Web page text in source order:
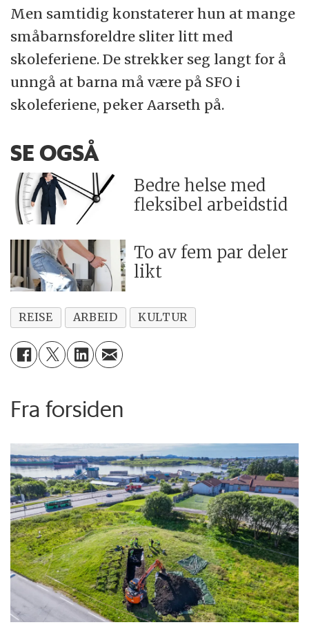
Men samtidig konstaterer hun at mange
småbarnsforeldre sliter litt med
skoleferiene. De strekker seg langt for å
unngå at barna må være på SFO i
skoleferiene, peker Aarseth på.
SE OGSÅ
Bedre helse med
fleksibel arbeidstid
To av fem par deler
likt
REISE ARBEID KULTUR
Fra forsiden